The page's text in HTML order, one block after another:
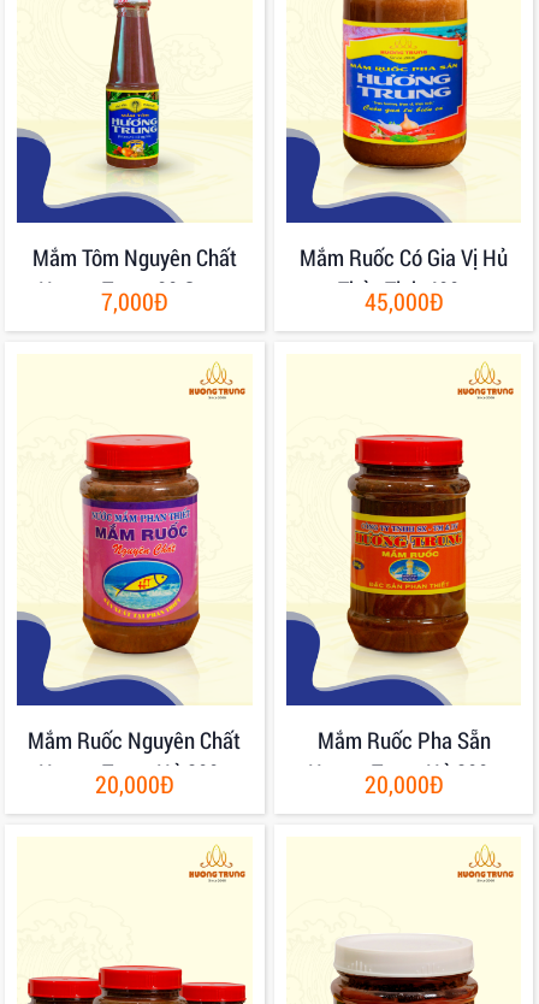
Mắm Tôm Nguyên Chất
Hương Trung 80 Gram
7,000Đ
Mắm Ruốc Có Gia Vị Hủ
Thủy Tinh 400g
45,000Đ
Mắm Ruốc Nguyên Chất
Hương Trung Hủ 200g
20,000Đ
Mắm Ruốc Pha Sẵn
Hương Trung Hủ 200g
20,000Đ